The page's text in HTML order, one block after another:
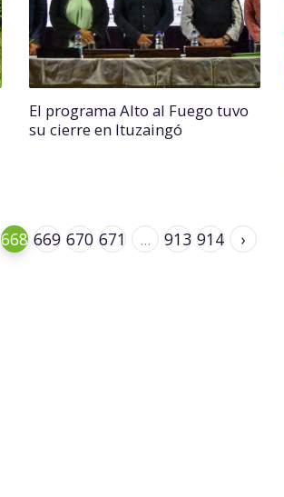
El programa Alto al Fuego tuvo
su cierre en Ituzaingó
668 669 670 671 ... 913 914 ›